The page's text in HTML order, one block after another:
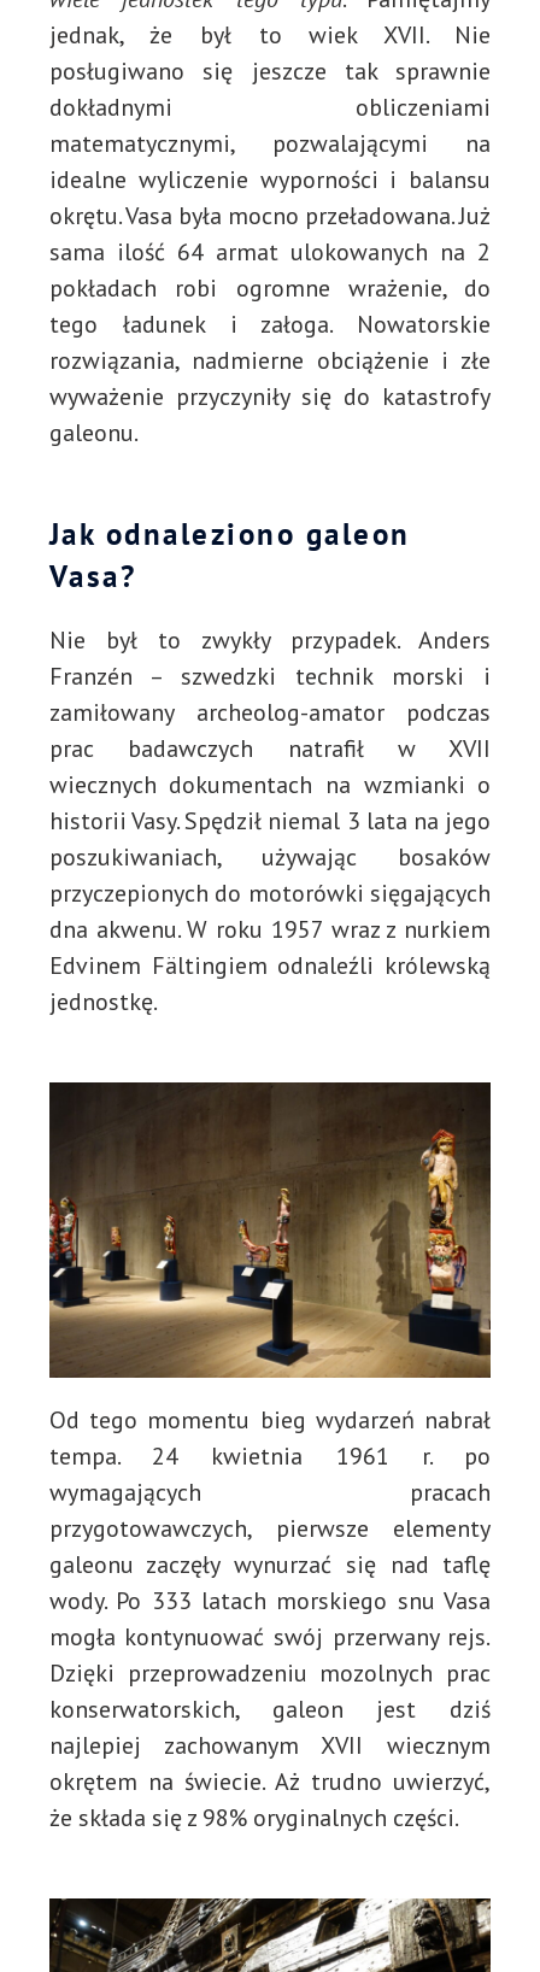
jednak, że był to wiek XVII. Nie
posługiwano się jeszcze tak sprawnie
dokładnymi obliczeniami
matematycznymi, pozwalającymi na
idealne wyliczenie wyporności i balansu
okrętu. Vasa była mocno przeładowana. Już
sama ilość 64 armat ulokowanych na 2
pokładach robi ogromne wrażenie, do
tego ładunek i załoga. Nowatorskie
rozwiązania, nadmierne obciążenie i złe
wyważenie przyczyniły się do katastrofy
galeonu.
Jak odnaleziono galeon
Vasa?
Nie był to zwykły przypadek. Anders
Franzén – szwedzki technik morski i
zamiłowany archeolog-amator podczas
prac badawczych natrafił w XVII
wiecznych dokumentach na wzmianki o
historii Vasy. Spędził niemal 3 lata na jego
poszukiwaniach, używając bosaków
przyczepionych do motorówki sięgających
dna akwenu. W roku 1957 wraz z nurkiem
Edvinem Fältingiem odnaleźli królewską
jednostkę.
Od tego momentu bieg wydarzeń nabrał
tempa. 24 kwietnia 1961 r. po
wymagających pracach
przygotowawczych, pierwsze elementy
galeonu zaczęły wynurzać się nad taflę
wody. Po 333 latach morskiego snu Vasa
mogła kontynuować swój przerwany rejs.
Dzięki przeprowadzeniu mozolnych prac
konserwatorskich, galeon jest dziś
najlepiej zachowanym XVII wiecznym
okrętem na świecie. Aż trudno uwierzyć,
że składa się z 98% oryginalnych części.